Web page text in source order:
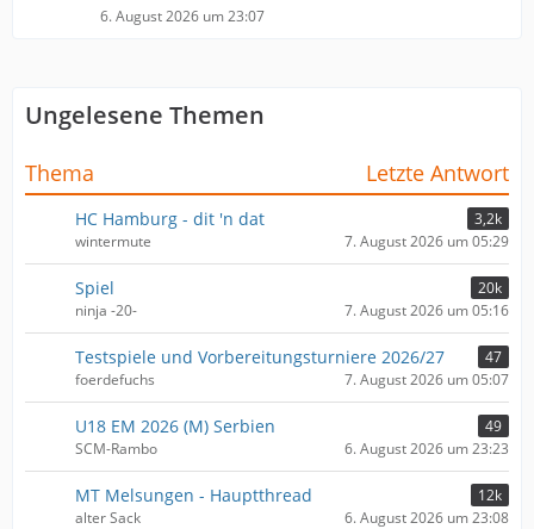
6. August 2026 um 23:07
Ungelesene Themen
Thema Letzte Antwort
HC Hamburg - dit 'n dat
3,2k
wintermute
7. August 2026 um 05:29
Spiel
20k
ninja -20-
7. August 2026 um 05:16
Testspiele und Vorbereitungsturniere 2026/27
47
foerdefuchs
7. August 2026 um 05:07
U18 EM 2026 (M) Serbien
49
SCM-Rambo
6. August 2026 um 23:23
MT Melsungen - Hauptthread
12k
alter Sack
6. August 2026 um 23:08